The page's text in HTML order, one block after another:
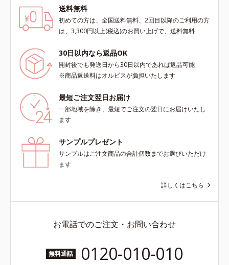
送料無料
初めての方は、全国送料無料、2回目以降のご利用の方
は、3,300円以上(税込)のお買い上げで、送料無料
30日以内なら返品OK
開封後でも発送日から30日以内であれば返品可能
※商品返送料はオルビスが負担いたします
最短ご注文翌日お届け
一部地域を除き、最短でご注文の翌日にお届けいたし
ます
サンプルプレゼント
サンプルはご注文商品の合計個数までお選びいただけ
ます
詳しくはこちら
お電話でのご注文・お問い合わせ
無料通話 0120-010-010